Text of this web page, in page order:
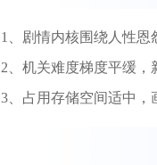
1、剧情内核围绕人性恩
2、机关难度梯度平缓，
3、占用存储空间适中，